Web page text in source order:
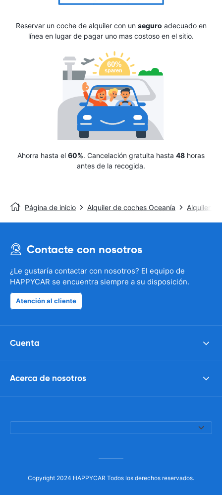
Reservar un coche de alquiler con un seguro adecuado en
línea en lugar de pagar uno mas costoso en el sitio.
Ahorra hasta el 60%. Cancelación gratuita hasta 48 horas
antes de la recogida.
Página de inicio Alquiler de coches Oceanía Alquiler
Contacte con nosotros
¿Le gustaría contactar con nosotros? El equipo de
HAPPYCAR se encuentra siempre a su disposición.
Atención al cliente
Cuenta
Acerca de nosotros
Copyright 2024 HAPPYCAR Todos los derechos reservados.